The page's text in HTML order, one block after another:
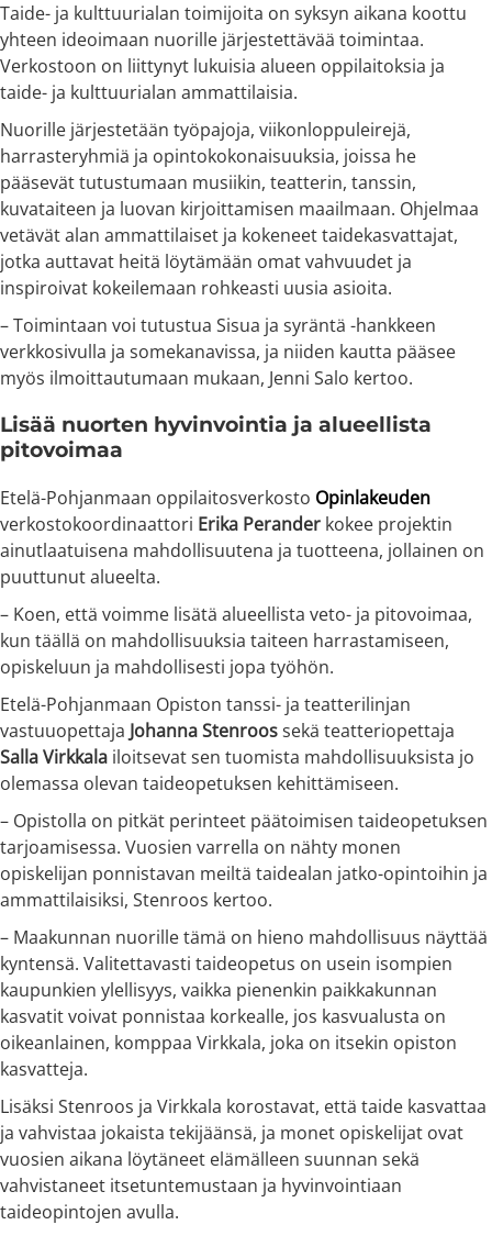
Taide- ja kulttuurialan toimijoita on syksyn aikana koottu
yhteen ideoimaan nuorille järjestettävää toimintaa.
Verkostoon on liittynyt lukuisia alueen oppilaitoksia ja
taide- ja kulttuurialan ammattilaisia.
Nuorille järjestetään työpajoja, viikonloppuleirejä,
harrasteryhmiä ja opintokokonaisuuksia, joissa he
pääsevät tutustumaan musiikin, teatterin, tanssin,
kuvataiteen ja luovan kirjoittamisen maailmaan. Ohjelmaa
vetävät alan ammattilaiset ja kokeneet taidekasvattajat,
jotka auttavat heitä löytämään omat vahvuudet ja
inspiroivat kokeilemaan rohkeasti uusia asioita.
– Toimintaan voi tutustua Sisua ja syräntä -hankkeen
verkkosivulla ja somekanavissa, ja niiden kautta pääsee
myös ilmoittautumaan mukaan, Jenni Salo kertoo.
Lisää nuorten hyvinvointia ja alueellista
pitovoimaa
Etelä-Pohjanmaan oppilaitosverkosto Opinlakeuden
verkostokoordinaattori Erika Perander kokee projektin
ainutlaatuisena mahdollisuutena ja tuotteena, jollainen on
puuttunut alueelta.
– Koen, että voimme lisätä alueellista veto- ja pitovoimaa,
kun täällä on mahdollisuuksia taiteen harrastamiseen,
opiskeluun ja mahdollisesti jopa työhön.
Etelä-Pohjanmaan Opiston tanssi- ja teatterilinjan
vastuuopettaja Johanna Stenroossekä teatteriopettaja
Salla Virkkala iloitsevat sen tuomista mahdollisuuksista jo
olemassa olevan taideopetuksen kehittämiseen.
– Opistolla on pitkät perinteet päätoimisen taideopetuksen
tarjoamisessa. Vuosien varrella on nähty monen
opiskelijan ponnistavan meiltä taidealan jatko-opintoihin ja
ammattilaisiksi, Stenroos kertoo.
– Maakunnan nuorille tämä on hieno mahdollisuus näyttää
kyntensä. Valitettavasti taideopetus on usein isompien
kaupunkien ylellisyys, vaikka pienenkin paikkakunnan
kasvatit voivat ponnistaa korkealle, jos kasvualusta on
oikeanlainen, komppaa Virkkala, joka on itsekin opiston
kasvatteja.
Lisäksi Stenroos ja Virkkala korostavat, että taide kasvattaa
ja vahvistaa jokaista tekijäänsä, ja monet opiskelijat ovat
vuosien aikana löytäneet elämälleen suunnan sekä
vahvistaneet itsetuntemustaan ja hyvinvointiaan
taideopintojen avulla.